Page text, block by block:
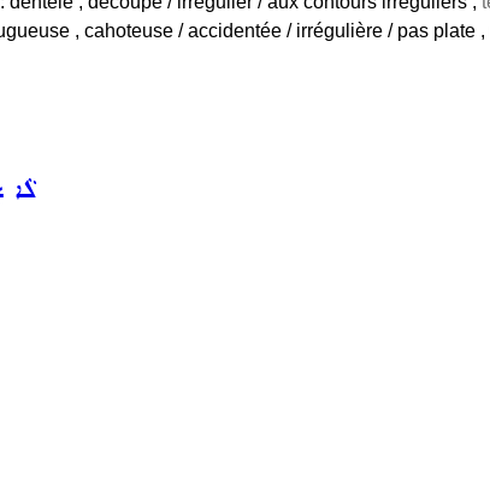
, cahoteuse / accidentée / irrégulière / pas plate
ܠܵܐ